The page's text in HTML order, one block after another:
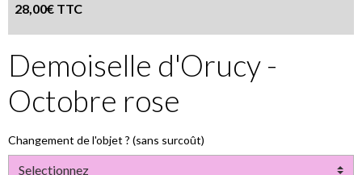
28,00€ TTC
Demoiselle d'Orucy -
Octobre rose
Changement de l'objet ? (sans surcoût)